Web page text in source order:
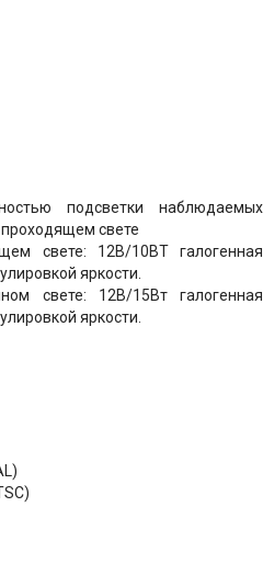
подсветки наблюдаемых
свете
свете: 12В/10ВТ галогенная
яркости.
свете: 12В/15Вт галогенная
яркости.